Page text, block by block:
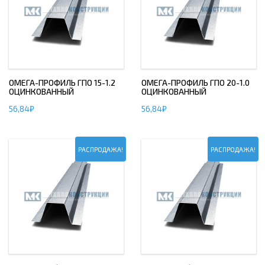
ОМЕГА-ПРОФИЛЬ ГПО 15-1.2
ОЦИНКОВАННЫЙ
56,84₽
ОМЕГА-ПРОФИЛЬ ГПО 20-1.0
ОЦИНКОВАННЫЙ
56,84₽
РАСПРОДАЖА! РАСПРОДАЖА!